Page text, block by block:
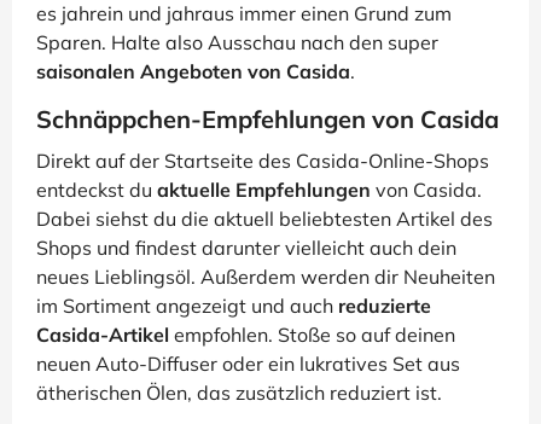
es jahrein und jahraus immer einen Grund zum
Sparen. Halte also Ausschau nach den super
saisonalen Angeboten von Casida.
Schnäppchen-Empfehlungen von Casida
Direkt auf der Startseite des Casida-Online-Shops
entdeckst du aktuelle Empfehlungen von Casida.
Dabei siehst du die aktuell beliebtesten Artikel des
Shops und findest darunter vielleicht auch dein
neues Lieblingsöl. Außerdem werden dir Neuheiten
im Sortiment angezeigt und auch reduzierte
Casida-Artikel empfohlen. Stoße so auf deinen
neuen Auto-Diffuser oder ein lukratives Set aus
ätherischen Ölen, das zusätzlich reduziert ist.